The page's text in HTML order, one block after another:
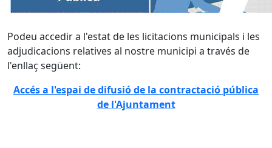
Podeu accedir a l'estat de les licitacions municipals i les
adjudicacions relatives al nostre municipi a través de
l'enllaç següent:
Accés a l'espai de difusió de la contractació pública
de l'Ajuntament